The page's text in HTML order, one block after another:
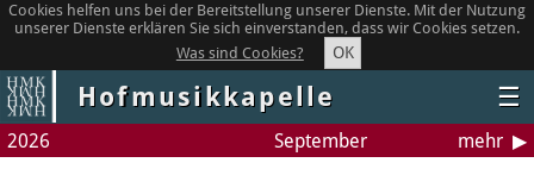
Cookies helfen uns bei der Bereitstellung unserer Dienste. Mit der Nutzung
unserer Dienste erklären Sie sich einverstanden, dass wir Cookies setzen.
Was sind Cookies?
OK
Hofmusikkapelle ☰
2026 September mehr